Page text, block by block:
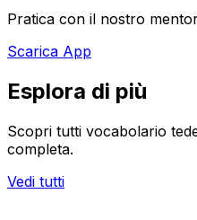
Pratica con il nostro
Scarica App
Esplora di più
Scopri tutti vocabolario
completa.
Vedi tutti